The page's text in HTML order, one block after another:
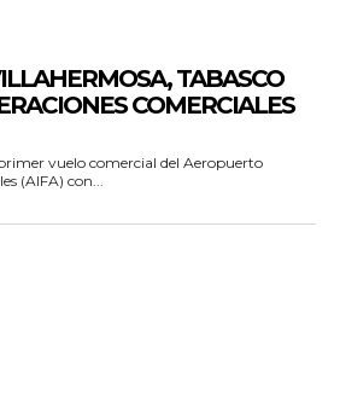
TABASCO
COMERCIALES
vuelo comercial del Aeropuerto
(AIFA) con...